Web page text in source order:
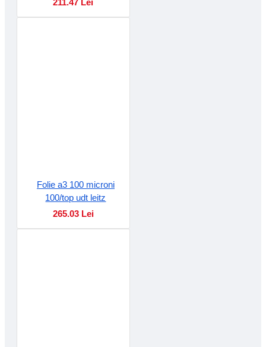
Folie a3 100 microni
100/top udt leitz
265.03 Lei